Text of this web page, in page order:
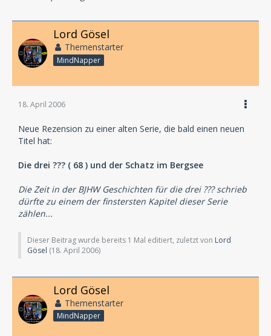
Lord Gösel
Themenstarter
MindNapper
18. April 2006
Neue Rezension zu einer alten Serie, die bald einen neuen
Titel hat:
Die drei ??? ( 68 ) und der Schatz im Bergsee
Die Zeit in der BJHW Geschichten für die drei ??? schrieb
dürfte zu einem der finstersten Kapitel dieser Serie
zählen...
Dieser Beitrag wurde bereits 1 Mal editiert, zuletzt von Lord
Gösel (18. April 2006)
Lord Gösel
Themenstarter
MindNapper